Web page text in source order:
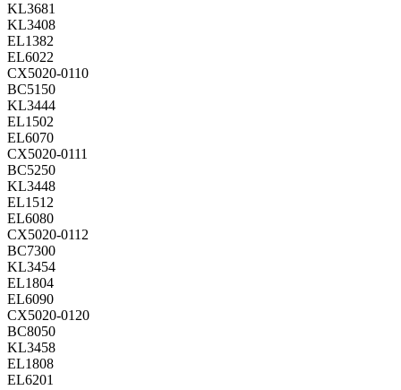
KL3681
KL3408
EL1382
EL6022
CX5020-0110
BC5150
KL3444
EL1502
EL6070
CX5020-0111
BC5250
KL3448
EL1512
EL6080
CX5020-0112
BC7300
KL3454
EL1804
EL6090
CX5020-0120
BC8050
KL3458
EL1808
EL6201